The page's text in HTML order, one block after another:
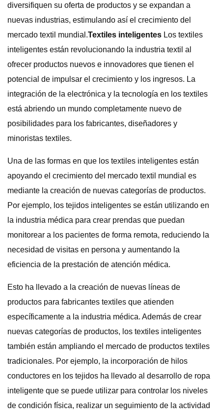
diversifiquen su oferta de productos y se expandan a
nuevas industrias, estimulando así el crecimiento del
mercado textil mundial.Textiles inteligentes Los textiles
inteligentes están revolucionando la industria textil al
ofrecer productos nuevos e innovadores que tienen el
potencial de impulsar el crecimiento y los ingresos. La
integración de la electrónica y la tecnología en los textiles
está abriendo un mundo completamente nuevo de
posibilidades para los fabricantes, diseñadores y
minoristas textiles.
Una de las formas en que los textiles inteligentes están
apoyando el crecimiento del mercado textil mundial es
mediante la creación de nuevas categorías de productos.
Por ejemplo, los tejidos inteligentes se están utilizando en
la industria médica para crear prendas que puedan
monitorear a los pacientes de forma remota, reduciendo la
necesidad de visitas en persona y aumentando la
eficiencia de la prestación de atención médica.
Esto ha llevado a la creación de nuevas líneas de
productos para fabricantes textiles que atienden
específicamente a la industria médica. Además de crear
nuevas categorías de productos, los textiles inteligentes
también están ampliando el mercado de productos textiles
tradicionales. Por ejemplo, la incorporación de hilos
conductores en los tejidos ha llevado al desarrollo de ropa
inteligente que se puede utilizar para controlar los niveles
de condición física, realizar un seguimiento de la actividad